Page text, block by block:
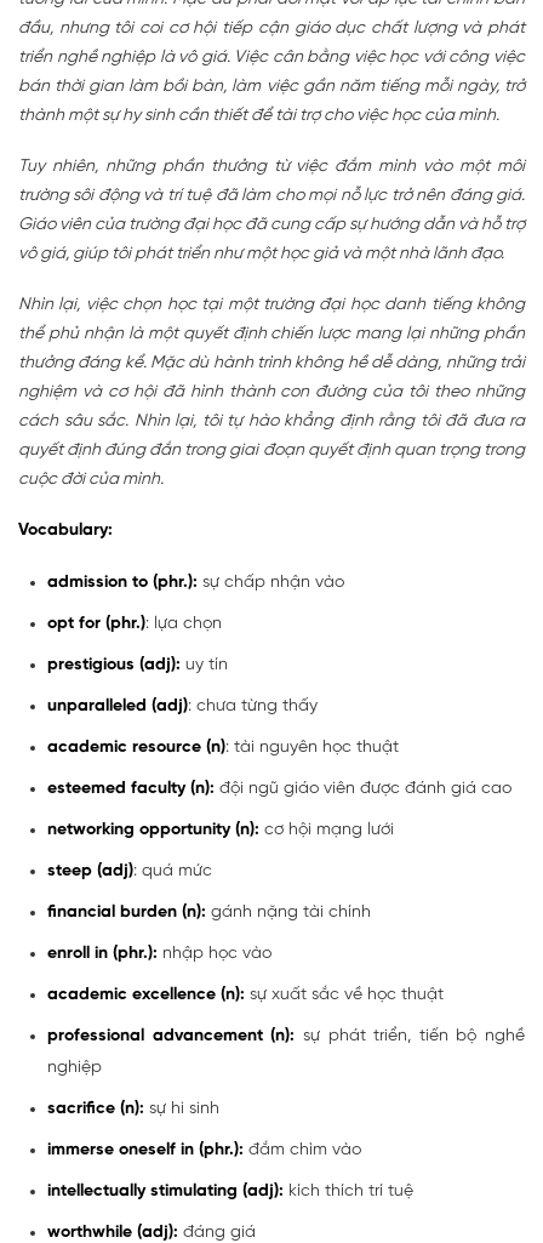
đầu, nhưng tôi coi cơ hội tiếp cận giáo dục chất lượng và phát
triển nghề nghiệp là vô giá. Việc cân bằng việc học với công việc
bán thời gian làm bồi bàn, làm việc gần năm tiếng mỗi ngày, trở
thành một sự hy sinh cần thiết để tài trợ cho việc học của mình.
Tuy nhiên, những phần thưởng từ việc đắm mình vào một môi
trường sôi động và trí tuệ đã làm cho mọi nỗ lực trở nên đáng giá.
Giáo viên của trường đại học đã cung cấp sự hướng dẫn và hỗ trợ
vô giá, giúp tôi phát triển như một học giả và một nhà lãnh đạo.
Nhìn lại, việc chọn học tại một trường đại học danh tiếng không
thể phủ nhận là một quyết định chiến lược mang lại những phần
thưởng đáng kể. Mặc dù hành trình không hề dễ dàng, những trải
nghiệm và cơ hội đã hình thành con đường của tôi theo những
cách sâu sắc. Nhìn lại, tôi tự hào khẳng định rằng tôi đã đưa ra
quyết định đúng đắn trong giai đoạn quyết định quan trọng trong
cuộc đời của mình.
Vocabulary:
admission to (phr.): sự chấp nhận vào
opt for (phr.): lựa chọn
prestigious (adj): uy tín
unparalleled (adj): chưa từng thấy
academic resource (n): tài nguyên học thuật
esteemed faculty (n): đội ngũ giáo viên được đánh giá cao
networking opportunity (n): cơ hội mạng lưới
steep (adj): quá mức
financial burden (n): gánh nặng tài chính
enroll in (phr.): nhập học vào
academic excellence (n): sự xuất sắc về học thuật
professional advancement (n): sự phát triển, tiến bộ nghề
nghiệp
sacrifice (n): sự hi sinh
immerse oneself in (phr.): đắm chìm vào
intellectually stimulating (adj): kích thích trí tuệ
worthwhile (adj): đáng giá